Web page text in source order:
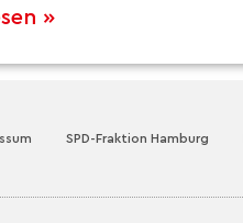
»
SPD-Fraktion Hamburg